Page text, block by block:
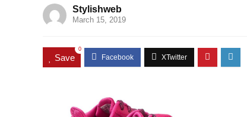
Stylishweb
March 15, 2019
Save
0